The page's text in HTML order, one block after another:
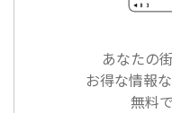
あなたの
お得な情報
無料